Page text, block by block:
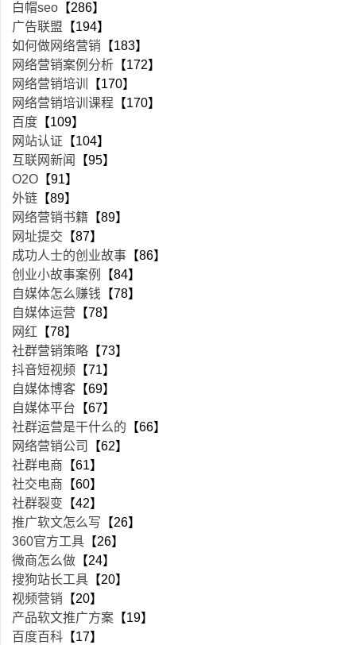
白帽seo 【286】
广告联盟 【194】
如何做网络营销 【183】
网络营销案例分析 【172】
网络营销培训
【170】
网络营销培训课程 【170】
百度 【109】
网站认证 【104】
互联网新闻
【95】
O2O 【91】
外链 【89】
网络营销书籍 【89】
网址提交 【87】
成功人士的创业故事 【86】
创业小故事案例
【84】
自媒体怎么赚钱 【78】
自媒体运营 【78】
网红 【78】
社群营销策略 【73】
抖音短视频 【71】
自媒体博客 【69】
自媒体平台 【67】
社群运营是干什么的 【66】
网络营销公司
【62】
社群电商 【61】
社交电商 【60】
社群裂变 【42】
推广软文怎么写 【26】
360官方工具 【26】
微商怎么做 【24】
搜狗站长工具 【20】
视频营销 【20】
产品软文推广方案 【19】
百度百科 【17】